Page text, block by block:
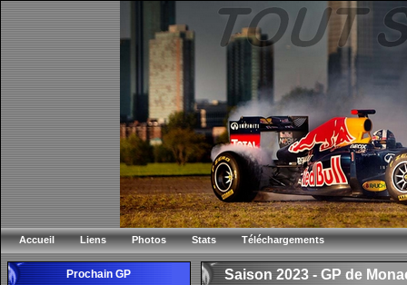
Accueil Liens Photos Stats Téléchargements
Prochain GP Saison 2023 - GP de